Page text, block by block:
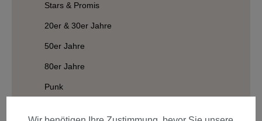
Stars & Promis
20er & 30er Jahre
50er Jahre
80er Jahre
Punk